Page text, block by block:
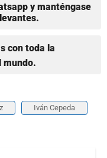
y manténgase
con toda la
mundo.
Iván Cepeda